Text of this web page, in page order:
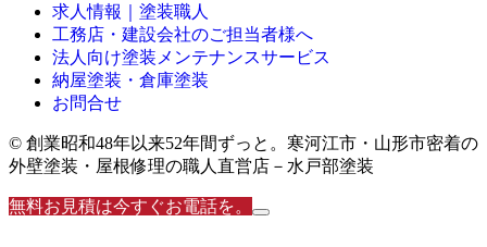
求人情報｜塗装職人
工務店・建設会社のご担当者様へ
法人向け塗装メンテナンスサービス
納屋塗装・倉庫塗装
お問合せ
© 創業昭和48年以来52年間ずっと。寒河江市・山形市密着の
外壁塗装・屋根修理の職人直営店－水戸部塗装
無料お見積は今すぐお電話を。